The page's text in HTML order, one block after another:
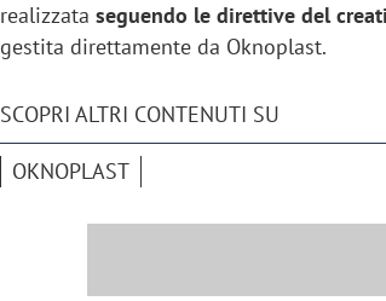
realizzataseguendo le direttive del
gestita direttamente da Oknoplast.
SCOPRI ALTRI CONTENUTI SU
OKNOPLAST